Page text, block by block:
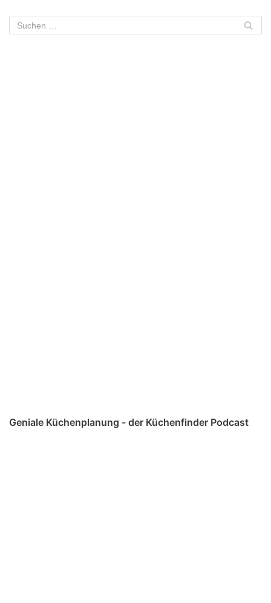
Geniale Küchenplanung - der Küchenfinder Podcast